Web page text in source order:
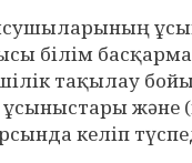
білім
тақылау
және
келіп